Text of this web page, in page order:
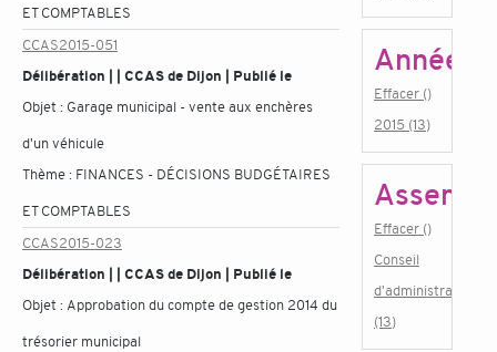
ET COMPTABLES
CCAS2015-051
Délibération | | CCAS de Dijon | Publié le
Objet : Garage municipal - vente aux enchères
d'un véhicule
Thème : FINANCES - DÉCISIONS BUDGÉTAIRES
ET COMPTABLES
CCAS2015-023
Délibération | | CCAS de Dijon | Publié le
Objet : Approbation du compte de gestion 2014 du
trésorier municipal
Année
Effacer ()
2015 (13)
Effacer ()
Conseil
d'administration
(13)